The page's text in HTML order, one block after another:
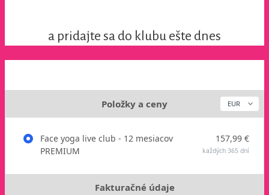
a pridajte sa do klubu ešte dnes
Položky a ceny
Face yoga live club - 12 mesiacov
PREMIUM
157,99 €
každých 365 dní
Fakturačné údaje